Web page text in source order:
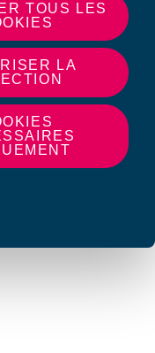
TOUS LES
LA